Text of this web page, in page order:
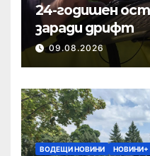
24-годишен
заради дрифт
09.08.2026
ВОДЕЩИ НОВИНИ НОВИНИ+